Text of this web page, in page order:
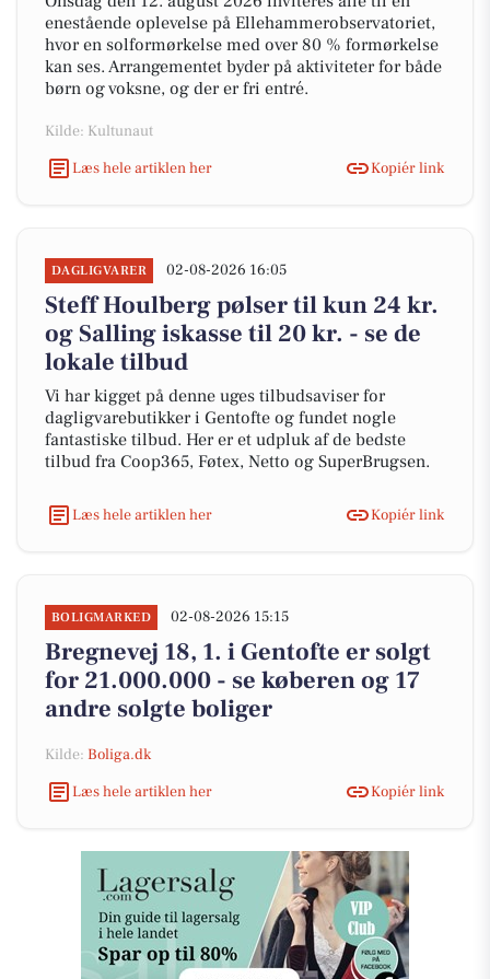
enestående oplevelse på Ellehammerobservatoriet,
hvor en solformørkelse med over 80 % formørkelse
kan ses. Arrangementet byder på aktiviteter for både
børn og voksne, og der er fri entré.
Kilde: Kultunaut
Læs hele artiklen her
Kopiér link
DAGLIGVARER 02-08-2026 16:05
Steff Houlberg pølser til kun 24 kr.
og Salling iskasse til 20 kr. - se de
lokale tilbud
Vi har kigget på denne uges tilbudsaviser for
dagligvarebutikker i Gentofte og fundet nogle
fantastiske tilbud. Her er et udpluk af de bedste
tilbud fra Coop365, Føtex, Netto og SuperBrugsen.
Læs hele artiklen her Kopiér link
BOLIGMARKED 02-08-2026 15:15
Bregnevej 18, 1. i Gentofte er solgt
for 21.000.000 - se køberen og 17
andre solgte boliger
Kilde: Boliga.dk
Læs hele artiklen her
Kopiér link